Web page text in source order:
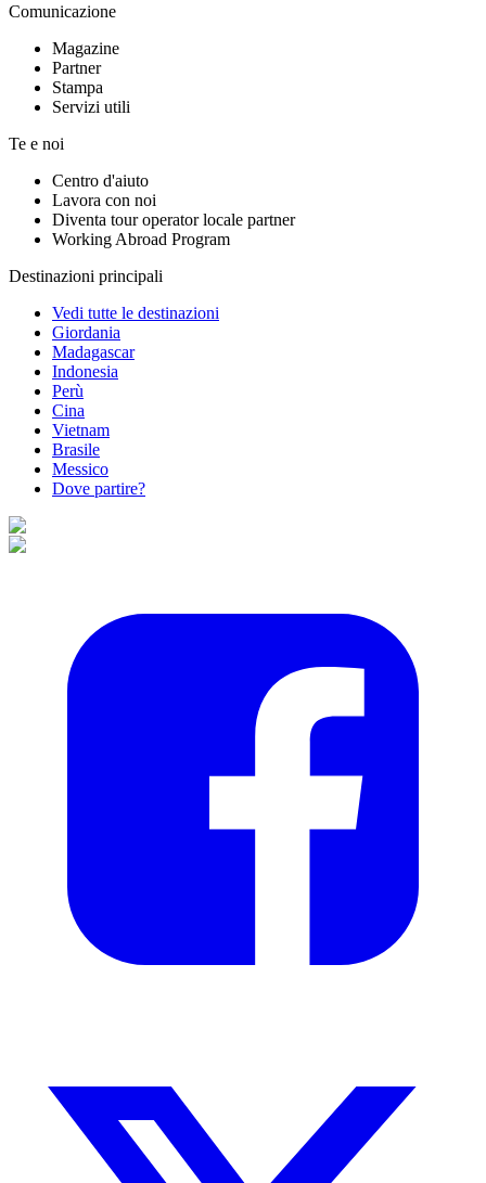
Comunicazione
Magazine
Partner
Stampa
Servizi utili
Te e noi
Centro d'aiuto
Lavora con noi
Diventa tour operator locale partner
Working Abroad Program
Destinazioni principali
Vedi tutte le destinazioni
Giordania
Madagascar
Indonesia
Perù
Cina
Vietnam
Brasile
Messico
Dove partire?